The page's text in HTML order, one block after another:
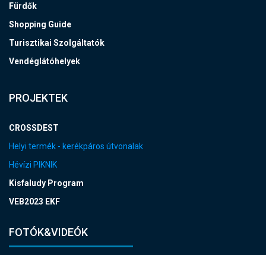
Fürdők
Shopping Guide
Turisztikai Szolgáltatók
Vendéglátóhelyek
PROJEKTEK
CROSSDEST
Helyi termék - kerékpáros útvonalak
Hévízi PIKNIK
Kisfaludy Program
VEB2023 EKF
FOTÓK&VIDEÓK